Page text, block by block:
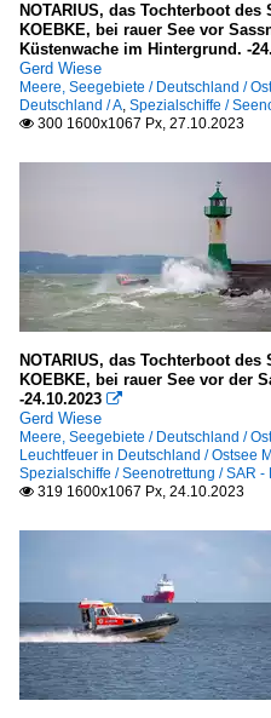
NOTARIUS, das Tochterboot des
KOEBKE, bei rauer See vor
Küstenwache im Hintergrund. -
Gerd Wiese
Meere, Seegebiete / Deutschland /
Deutschland / A, Spezialschiffe /
 300 1600x1067 Px, 27.10.2023
NOTARIUS, das Tochterboot des
KOEBKE, bei rauer See vor der
-24.10.2023 
Gerd Wiese
Meere, Seegebiete / Deutschland /
Leuchtfeuer in Deutschland / Ostsee
Spezialschiffe / Seenotrettung / SAR -
 319 1600x1067 Px, 24.10.2023